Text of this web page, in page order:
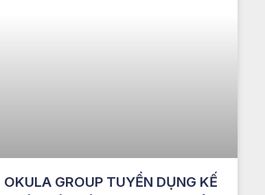
OKULA GROUP TUYỂN DỤNG KẾ